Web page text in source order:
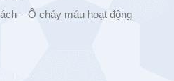
– Ổ chảy máu hoạt động